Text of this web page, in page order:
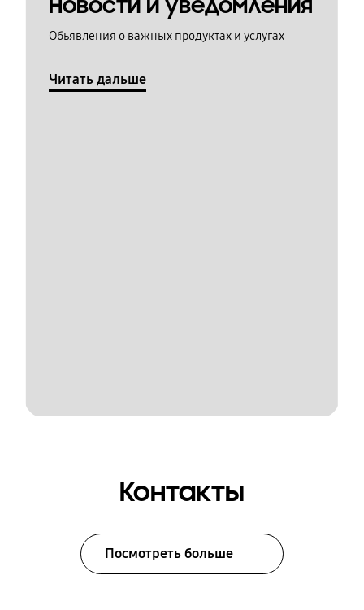
Обьявления о важных продуктах и услугах
Читать дальше
Контакты
Посмотреть больше